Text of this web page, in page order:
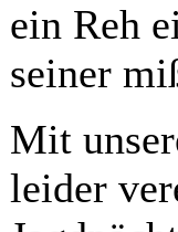
ein Reh
seiner
Mit
leider